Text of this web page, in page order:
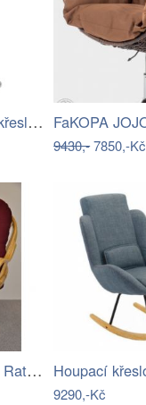
Závěsné houpací křeslo Nikes Red
9430,-7850,-Kč
Axin Trading s.r.o. Ratanové houpací…
9290,-Kč